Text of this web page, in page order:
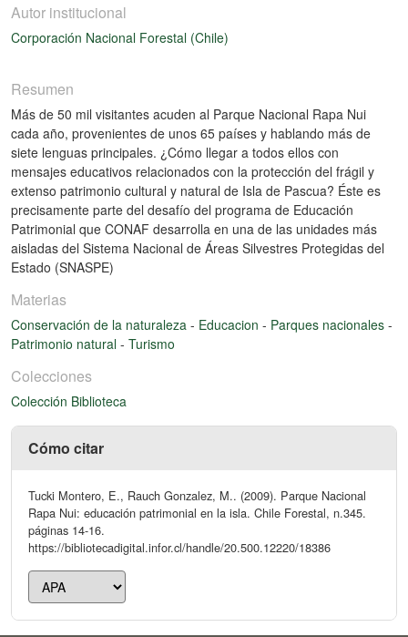
Autor institucional
Corporación Nacional Forestal (Chile)
Resumen
Más de 50 mil visitantes acuden al Parque Nacional Rapa Nui
cada año, provenientes de unos 65 países y hablando más de
siete lenguas principales. ¿Cómo llegar a todos ellos con
mensajes educativos relacionados con la protección del frágil y
extenso patrimonio cultural y natural de Isla de Pascua? Éste es
precisamente parte del desafío del programa de Educación
Patrimonial que CONAF desarrolla en una de las unidades más
aisladas del Sistema Nacional de Áreas Silvestres Protegidas del
Estado (SNASPE)
Materias
Conservación de la naturaleza - Educacion - Parques nacionales -
Patrimonio natural - Turismo
Colecciones
Colección Biblioteca
Cómo citar
Tucki Montero, E., Rauch Gonzalez, M.. (2009). Parque Nacional
Rapa Nui: educación patrimonial en la isla. Chile Forestal, n.345.
páginas 14-16.
https://bibliotecadigital.infor.cl/handle/20.500.12220/18386